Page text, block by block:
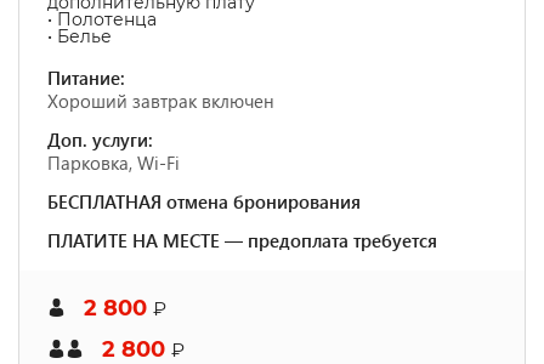
• Полотенца
• Белье
Питание:
Хороший завтрак включен
Доп. услуги:
Парковка, Wi-Fi
БЕСПЛАТНАЯ отмена бронирования
ПЛАТИТЕ НА МЕСТЕ — предоплата требуется
2 800 ₽
2 800 ₽